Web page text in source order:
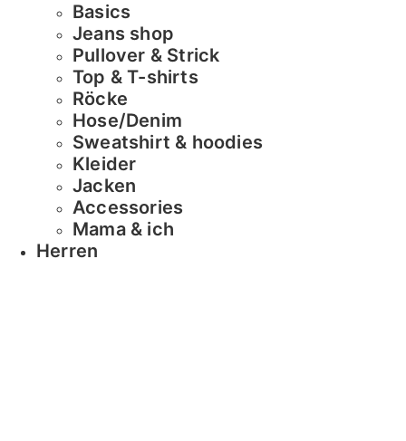
Basics
Jeans shop
Pullover & Strick
Top & T-shirts
Röcke
Hose/Denim
Sweatshirt & hoodies
Kleider
Jacken
Accessories
Mama & ich
Herren